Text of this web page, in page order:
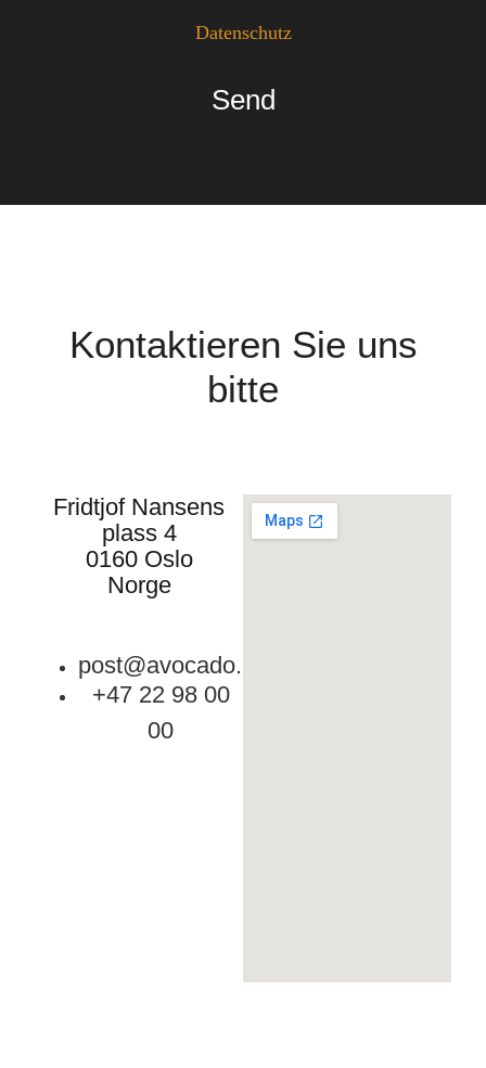
Datenschutz
Send
Kontaktieren Sie uns
bitte
Fridtjof Nansens
plass 4
0160 Oslo
Norge
post@avocado.no
+47 22 98 00
00